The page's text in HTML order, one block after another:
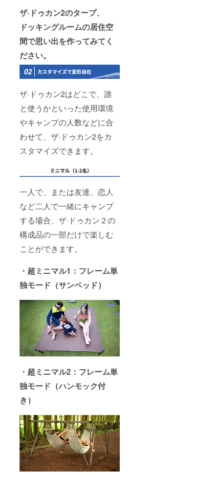
ザ·ドゥカン2のタープ、
ドッキングルームの居住空
間で思い出を作ってみてく
ださい。
ザ·ドゥカン2はどこで、誰
と使うかといった使用環境
やキャンプの人数などに合
わせて、ザ·ドゥカン2をカ
スタマイズできます。
一人で、または友達、恋人
など二人で一緒にキャンプ
する場合、ザ·ドゥカン２の
構成品の一部だけで楽しむ
ことができます。
・超ミニマル1：フレーム単
独モード（サンベッド）
・超ミニマル2： フレーム単
独モード（ハンモック付
き）